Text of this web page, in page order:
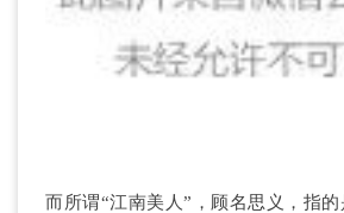
而所谓“江南美人”，顾名思义，指